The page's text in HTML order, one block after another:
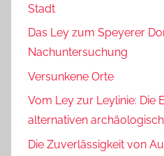
Stadt
Das Ley zum Speyerer
Nachuntersuchung
Versunkene Orte
Vom Ley zur Leylinie: Die
alternativen
Die Zuverlässigkeit von